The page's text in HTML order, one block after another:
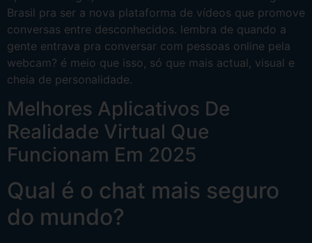
Brasil pra ser a nova plataforma de vídeos que promove
conversas entre desconhecidos. lembra de quando a
gente entrava pra conversar com pessoas online pela
webcam? é meio que isso, só que mais actual, visual e
cheia de personalidade.
Melhores Aplicativos De
Realidade Virtual Que
Funcionam Em 2025
Qual é o chat mais seguro
do mundo?